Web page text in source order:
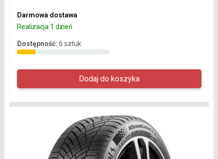
Darmowa dostawa
Realizacja 1 dzień
Dostępność: 6 sztuk